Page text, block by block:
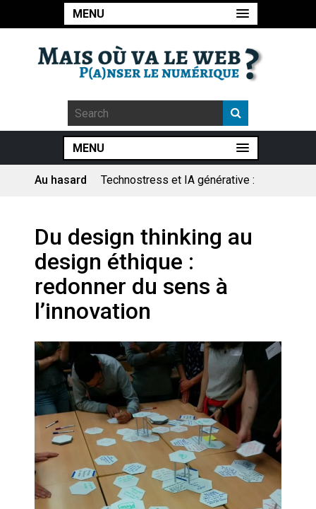
MENU
MENU
Au hasard
Technostress et IA générative :
Pourquoi les études qui
prévoient la fin de l’emploi « à
cause » de l’IA se plantent-
elles toujours ?
Le consultant : une lecture
sociologique
Quand Mistral veut moraliser le
pillage
Commentaire sur la polémique
des perroquets
Les syndicats, (tout) contre l’IA
Du design thinking au
design éthique :
redonner du sens à
l’innovation